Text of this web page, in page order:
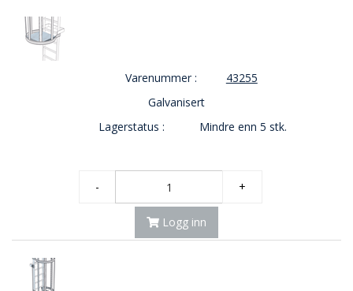
Varenummer :
43255
Galvanisert
Lagerstatus :
Mindre enn 5 stk.
- +
Logg inn